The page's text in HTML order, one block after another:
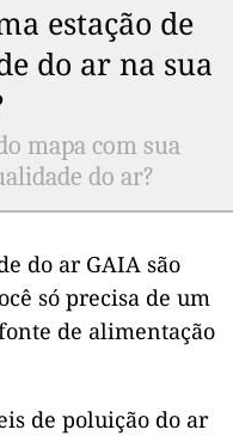
estação de
do ar na sua
mapa com sua
do ar?
do ar GAIA são
só precisa de um
de alimentação
de poluição do ar